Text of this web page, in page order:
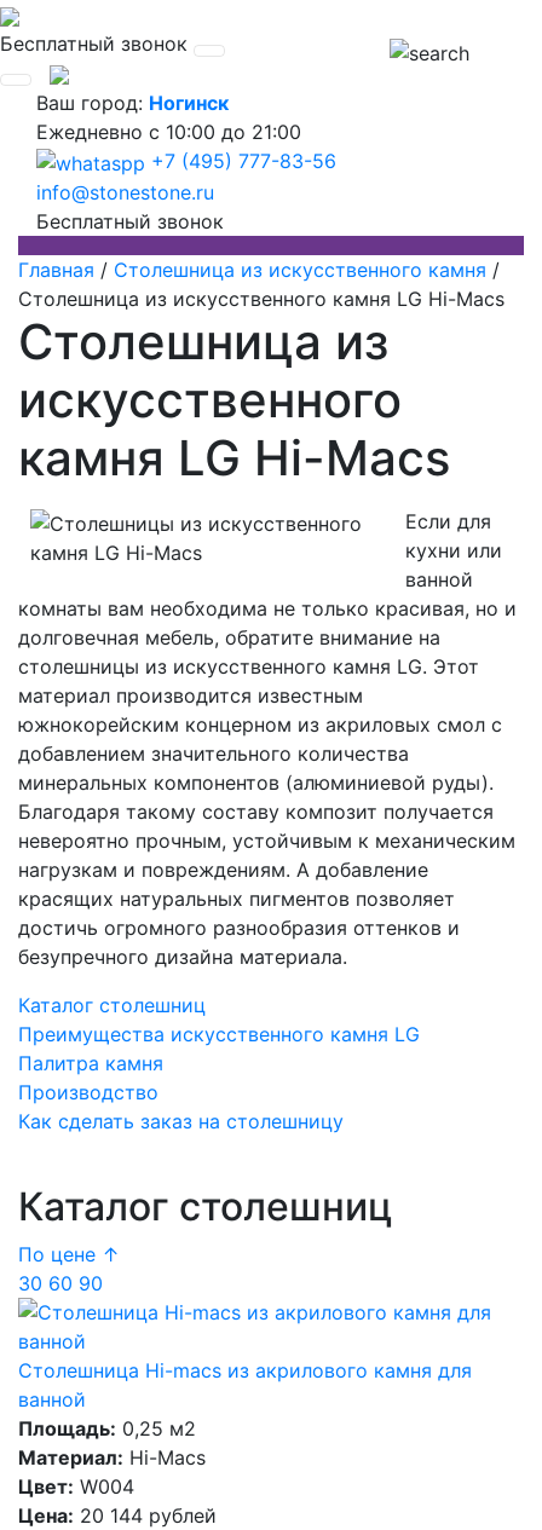
Бесплатный звонок
Ваш город: Ногинск
Ежедневно с 10:00 до 21:00
+7 (495) 777-83-56
info@stonestone.ru
Бесплатный звонок
Главная / Столешница из искусственного камня /
Столешница из искусственного камня LG Hi-Macs
Столешница из
искусственного
камня LG Hi-Macs
Если для
кухни или
ванной
комнаты вам необходима не только красивая, но и
долговечная мебель, обратите внимание на
столешницы из искусственного камня LG. Этот
материал производится известным
южнокорейским концерном из акриловых смол с
добавлением значительного количества
минеральных компонентов (алюминиевой руды).
Благодаря такому составу композит получается
невероятно прочным, устойчивым к механическим
нагрузкам и повреждениям. А добавление
красящих натуральных пигментов позволяет
достичь огромного разнообразия оттенков и
безупречного дизайна материала.
Каталог столешниц
Преимущества искусственного камня LG
Палитра камня
Производство
Как сделать заказ на столешницу
Каталог столешниц
По цене ↑
30 60 90
Столешница Hi-macs из акрилового камня для
ванной
Площадь: 0,25 м2
Материал: Hi-Macs
Цвет: W004
Цена: 20 144 рублей